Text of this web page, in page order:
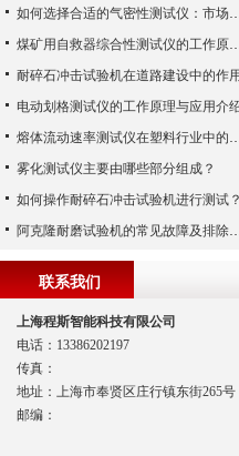
如何选择合适的气密性
煤矿用自救器综合性测试仪的
耐碎石冲击试验机在道路建设中的作用
电动划格测试仪的工作原理与应用介
熔体流动速率测试仪在
雾化测试仪主要由哪些部分组成？
如何操作耐碎石冲击试验机进行测试？
阿克隆耐磨试验机的常
联系我们
上海程斯智能科技有限公司
电话：13386202197
传真：
地址：上海市奉贤区庄行镇东街265号
邮编：